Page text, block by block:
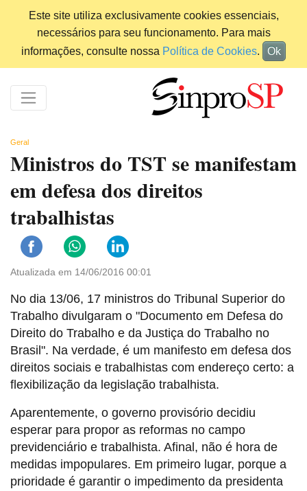
Este site utiliza exclusivamente cookies essenciais,
necessários para seu funcionamento. Para mais
informações, consulte nossa Política de Cookies. Ok
Geral
Ministros do TST se manifestam
em defesa dos direitos
trabalhistas
Atualizada em 14/06/2016 00:01
No dia 13/06, 17 ministros do Tribunal Superior do
Trabalho divulgaram o "Documento em Defesa do
Direito do Trabalho e da Justiça do Trabalho no
Brasil". Na verdade, é um manifesto em defesa dos
direitos sociais e trabalhistas com endereço certo: a
flexibilização da legislação trabalhista.
Aparentemente, o governo provisório decidiu
esperar para propor as reformas no campo
previdenciário e trabalhista. Afinal, não é hora de
medidas impopulares. Em primeiro lugar, porque a
prioridade é garantir o impedimento da presidenta